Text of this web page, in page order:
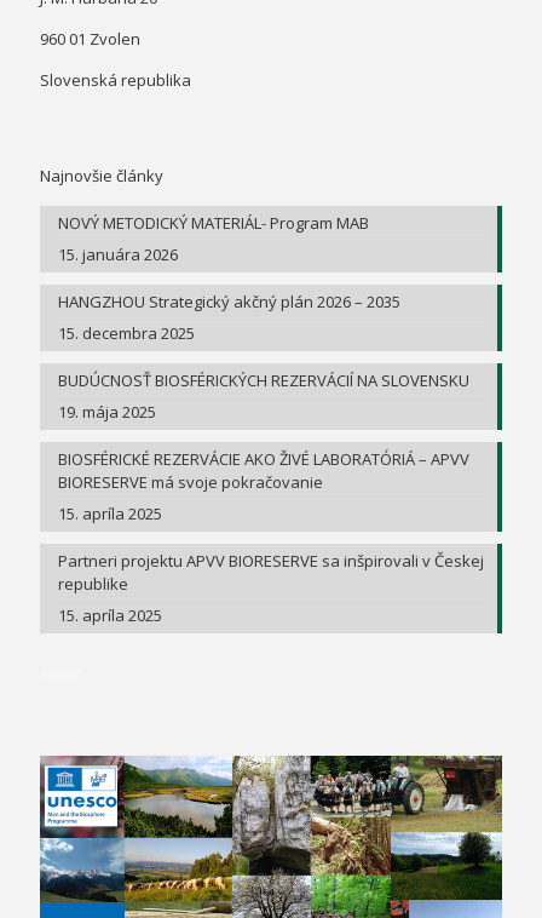
960 01 Zvolen
Slovenská republika
Najnovšie články
NOVÝ METODICKÝ MATERIÁL- Program MAB
15. januára 2026
HANGZHOU Strategický akčný plán 2026 – 2035
15. decembra 2025
BUDÚCNOSŤ BIOSFÉRICKÝCH REZERVÁCIÍ NA SLOVENSKU
19. mája 2025
BIOSFÉRICKÉ REZERVÁCIE AKO ŽIVÉ LABORATÓRIÁ – APVV
BIORESERVE má svoje pokračovanie
15. apríla 2025
Partneri projektu APVV BIORESERVE sa inšpirovali v Českej
republike
15. apríla 2025